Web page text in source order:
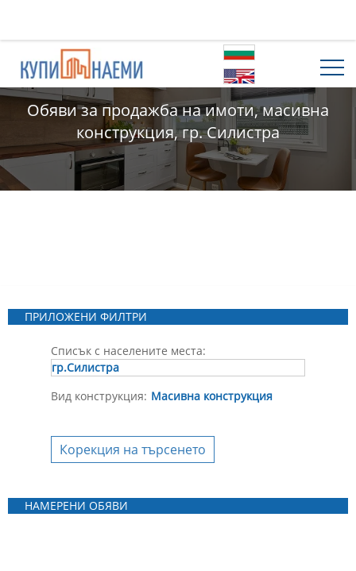
Обяви за продажба на имоти, масивна
конструкция, гр. Силистра
ПРИЛОЖЕНИ ФИЛТРИ
Списък с населените места:
гр.Силистра
Вид конструкция: Масивна конструкция
Корекция на търсенето
НАМЕРЕНИ ОБЯВИ